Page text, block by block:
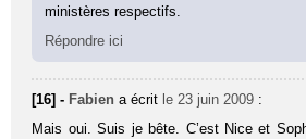
ministères respectifs.
Répondre ici
[16] - Fabien a écrit le 23 juin 2009 :
Mais oui. Suis je bête. C’est Nice et